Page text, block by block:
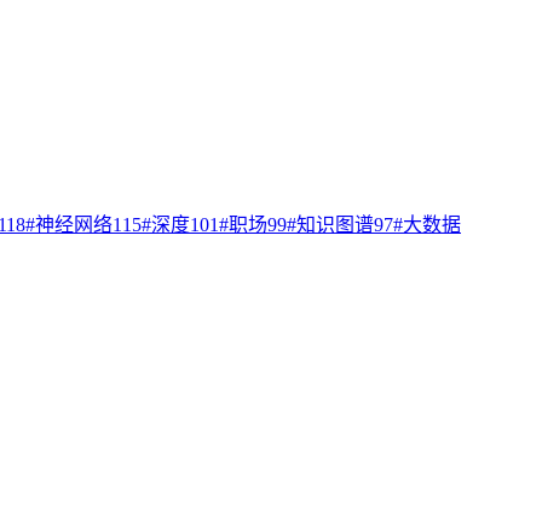
#神经网络115#深度101#职场99#知识图谱97#大数据